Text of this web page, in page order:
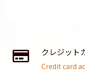
クレジット
Credit card